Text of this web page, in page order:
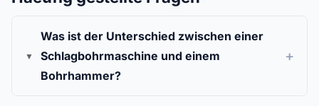
Was ist der Unterschied zwischen einer
Schlagbohrmaschine und einem
Bohrhammer?